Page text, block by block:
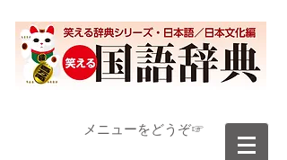
​メニューをどうぞ☞